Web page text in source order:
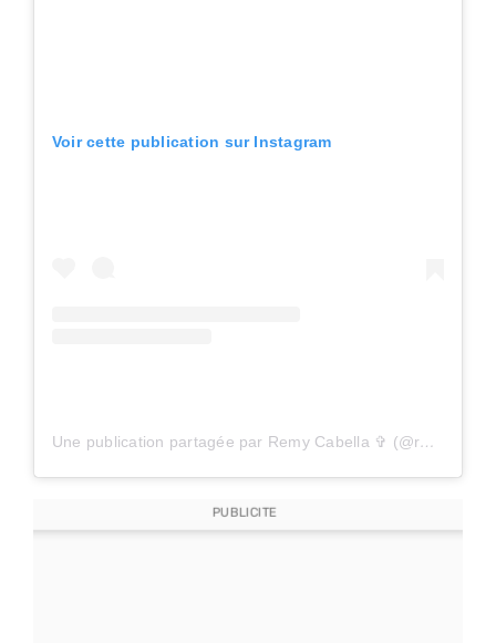
Voir cette publication sur Instagram
Une publication partagée par Remy Cabella ✞ (@remycabella)
PUBLICITE